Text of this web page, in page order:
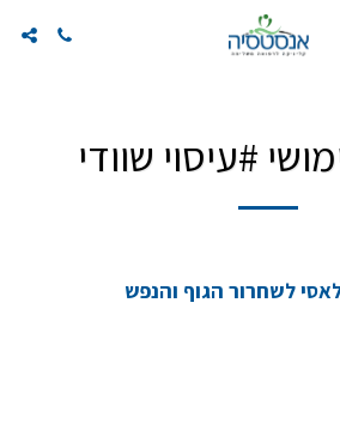
#עיסוי שוודי
לשחרור הגוף והנפש